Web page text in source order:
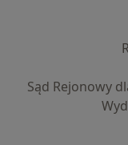
Sąd Rejonowy